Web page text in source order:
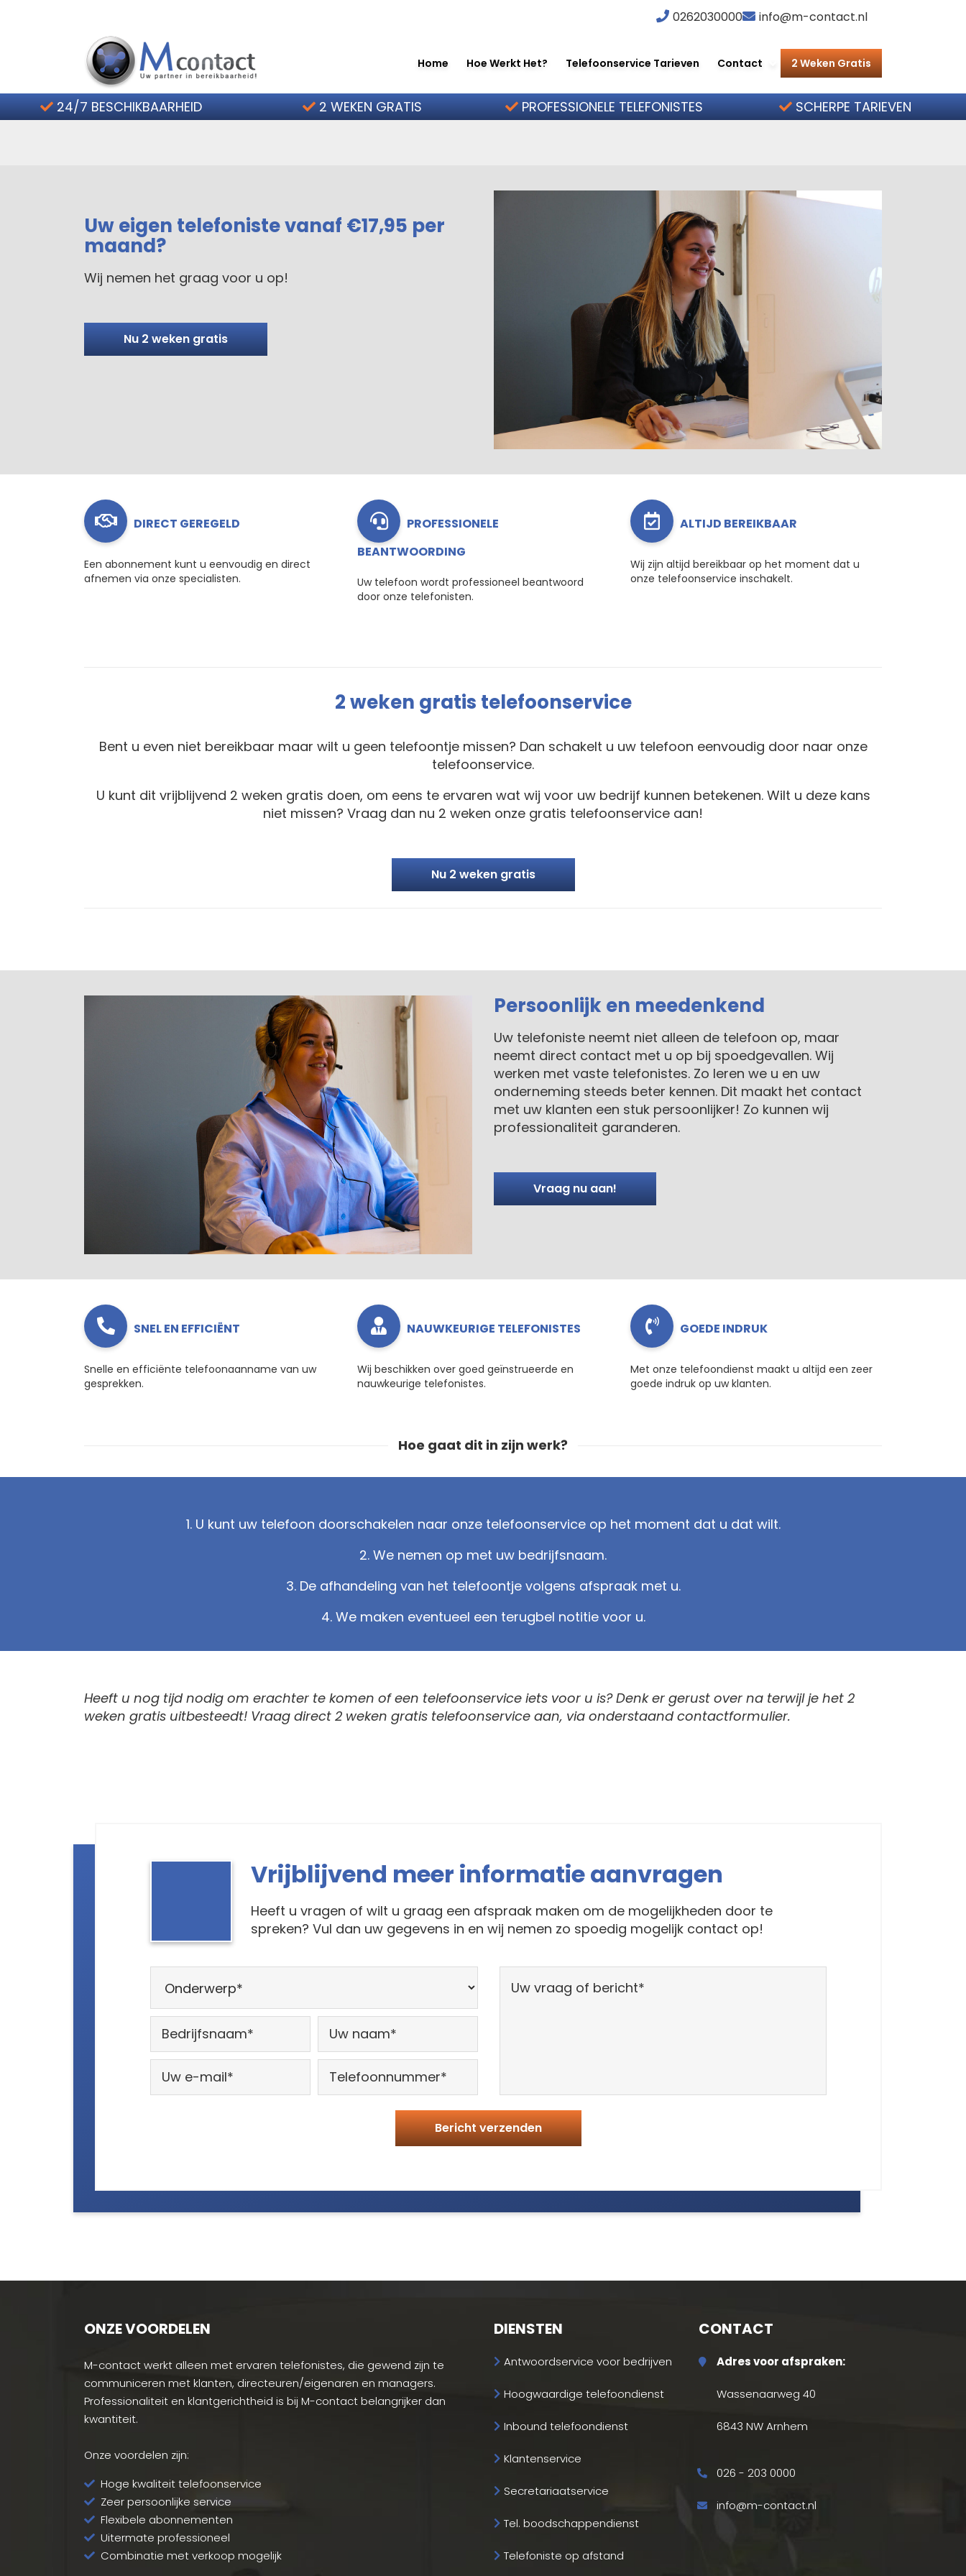
Hoe werkt het?
2 weken gratis
0262030000 info@m-contact.nl
Home Hoe Werkt Het? Telefoonservice Tarieven Contact 2 Weken Gratis
24/7 BESCHIKBAARHEID 2 WEKEN GRATIS PROFESSIONELE TELEFONISTES SCHERPE TARIEVEN
Uw eigen telefoniste vanaf €17,95 per
maand?
Wij nemen het graag voor u op!
Nu 2 weken gratis
DIRECT GEREGELD
Een abonnement kunt u eenvoudig en direct
afnemen via onze specialisten.
PROFESSIONELE
BEANTWOORDING
Uw telefoon wordt professioneel beantwoord
door onze telefonisten.
ALTIJD BEREIKBAAR
Wij zijn altijd bereikbaar op het moment dat u
onze telefoonservice inschakelt.
2 weken gratis telefoonservice
Bent u even niet bereikbaar maar wilt u geen telefoontje missen? Dan schakelt u uw telefoon eenvoudig door naar onze
telefoonservice.
U kunt dit vrijblijvend 2 weken gratis doen, om eens te ervaren wat wij voor uw bedrijf kunnen betekenen. Wilt u deze kans
niet missen? Vraag dan nu 2 weken onze gratis telefoonservice aan!
Nu 2 weken gratis
Persoonlijk en meedenkend
Uw telefoniste neemt niet alleen de telefoon op, maar
neemt direct contact met u op bij spoedgevallen. Wij
werken met vaste telefonistes. Zo leren we u en uw
onderneming steeds beter kennen. Dit maakt het contact
met uw klanten een stuk persoonlijker! Zo kunnen wij
professionaliteit garanderen.
Vraag nu aan!
SNEL EN EFFICIËNT
Snelle en efficiënte telefoonaanname van uw
gesprekken.
NAUWKEURIGE TELEFONISTES
Wij beschikken over goed geïnstrueerde en
nauwkeurige telefonistes.
GOEDE INDRUK
Met onze telefoondienst maakt u altijd een zeer
goede indruk op uw klanten.
Hoe gaat dit in zijn werk?
1. U kunt uw telefoon doorschakelen naar onze telefoonservice op het moment dat u dat wilt.
2. We nemen op met uw bedrijfsnaam.
3. De afhandeling van het telefoontje volgens afspraak met u.
4. We maken eventueel een terugbel notitie voor u.
Heeft u nog tijd nodig om erachter te komen of een telefoonservice iets voor u is? Denk er gerust over na terwijl je het 2
weken gratis uitbesteedt! Vraag direct 2 weken gratis telefoonservice aan, via onderstaand contactformulier.
Vrijblijvend meer informatie aanvragen
Heeft u vragen of wilt u graag een afspraak maken om de mogelijkheden door te
spreken? Vul dan uw gegevens in en wij nemen zo spoedig mogelijk contact op!
ONZE VOORDELEN
M-contact werkt alleen met ervaren telefonistes, die gewend zijn te
communiceren met klanten, directeuren/eigenaren en managers.
Professionaliteit en klantgerichtheid is bij M-contact belangrijker dan
kwantiteit.
Onze voordelen zijn:
Hoge kwaliteit telefoonservice
Zeer persoonlijke service
Flexibele abonnementen
Uitermate professioneel
Combinatie met verkoop mogelijk
DIENSTEN
Antwoordservice voor bedrijven
Hoogwaardige telefoondienst
Inbound telefoondienst
Klantenservice
Secretariaatservice
Tel. boodschappendienst
Telefoniste op afstand
CONTACT
Adres voor afspraken:
Wassenaarweg 40
6843 NW Arnhem
026 - 203 0000
info@m-contact.nl